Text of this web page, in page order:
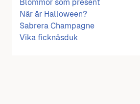
Blommor som present
När är Halloween?
Sabrera Champagne
Vika ficknäsduk